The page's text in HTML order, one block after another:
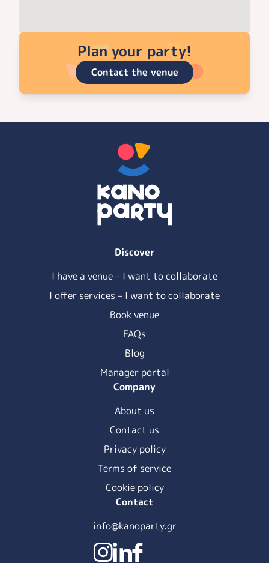
Plan your party!
Contact the venue
Discover
I have a venue – I want to collaborate
I offer services – I want to collaborate
Book venue
FAQs
Blog
Manager portal
Company
About us
Contact us
Privacy policy
Terms of service
Cookie policy
Contact
info@kanoparty.gr